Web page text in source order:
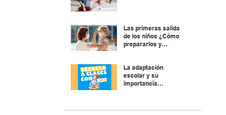
Las primeras salidas
de los niños ¿Cómo
prepararlos y
La adaptación
escolar y su
importancia